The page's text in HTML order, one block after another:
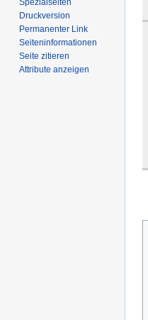
Spezialseiten
Druckversion
Permanenter Link
Seiten­­informationen
Seite zitieren
Attribute anzeigen